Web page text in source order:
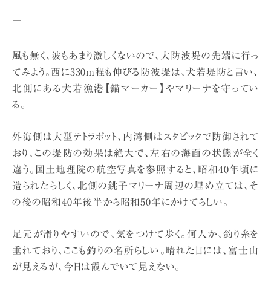
風も無く、波もあまり激しくないので、大防波堤の先端に行っ
てみよう。西に330m程も伸びる防波堤は、犬若堤防と言い、
北側にある犬若漁港【錨マーカー】やマリーナを守ってい
る。
外海側は大型テトラポット、内湾側はスタビックで防御されて
おり、この堤防の効果は絶大で、左右の海面の状態が全く
違う。国土地理院の航空写真を参照すると、昭和40年頃に
造られたらしく、北側の銚子マリーナ周辺の埋め立ては、そ
の後の昭和40年後半から昭和50年にかけてらしい。
足元が滑りやすいので、気をつけて歩く。何人か、釣り糸を
垂れており、ここも釣りの名所らしい。晴れた日には、富士山
が見えるが、今日は霞んでいて見えない。